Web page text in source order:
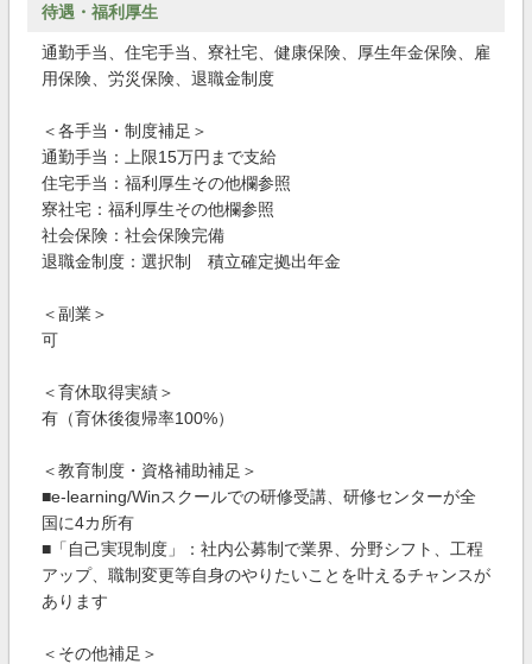
待遇・福利厚生
通勤手当、住宅手当、寮社宅、健康保険、厚生年金保険、雇
用保険、労災保険、退職金制度
＜各手当・制度補足＞
通勤手当：上限15万円まで支給
住宅手当：福利厚生その他欄参照
寮社宅：福利厚生その他欄参照
社会保険：社会保険完備
退職金制度：選択制 積立確定拠出年金
＜副業＞
可
＜育休取得実績＞
有（育休後復帰率100%）
＜教育制度・資格補助補足＞
■e-learning/Winスクールでの研修受講、研修センターが全
国に4カ所有
■「自己実現制度」：社内公募制で業界、分野シフト、工程
アップ、職制変更等自身のやりたいことを叶えるチャンスが
あります
＜その他補足＞